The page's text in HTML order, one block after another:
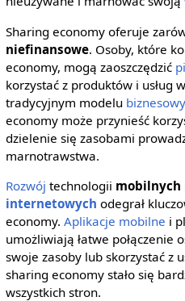
Sharing economy oferuje
niefinansowe. Osoby, które
economy, mogą zaoszczędzić
korzystać z produktów i usług
tradycyjnym modelu
economy może przynieść
dzielenie się zasobami
marnotrawstwa.
Rozwój technologii mobilnych
internetowych odegrał
economy. Aplikacje mobilne i
umożliwiają łatwe połączenie
swoje zasoby lub skorzystać z
sharing economy stało się
wszystkich stron.